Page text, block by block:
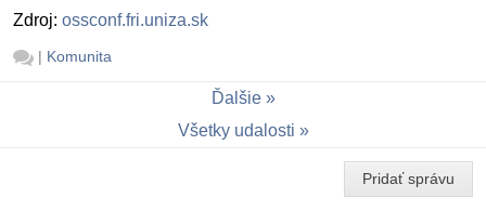
Zdroj: ossconf.fri.uniza.sk
| Komunita
Ďalšie
Všetky udalosti
Pridať správu